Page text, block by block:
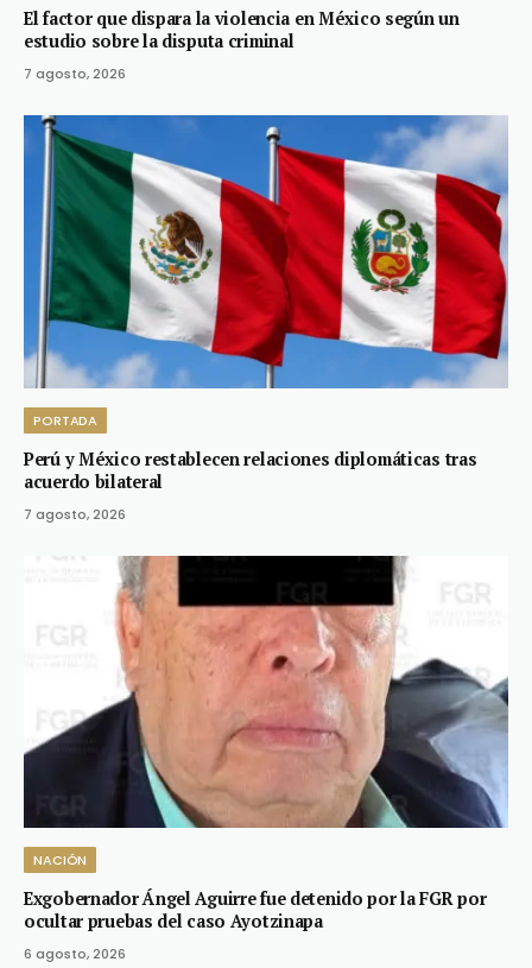
El factor que dispara la violencia en México según un
estudio sobre la disputa criminal
7 agosto, 2026
PORTADA
Perú y México restablecen relaciones diplomáticas tras
acuerdo bilateral
7 agosto, 2026
NACIÓN
Exgobernador Ángel Aguirre fue detenido por la FGR por
ocultar pruebas del caso Ayotzinapa
6 agosto, 2026